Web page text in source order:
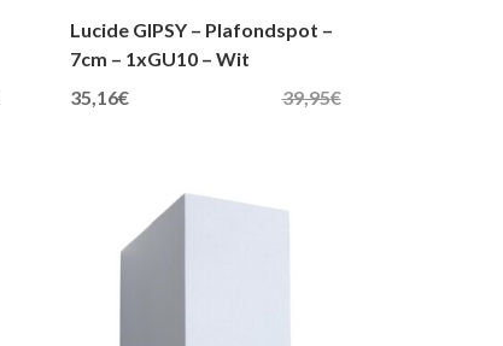
Lucide GIPSY – Plafondspot –
7cm – 1xGU10 – Wit
39,95€
Oorspronkelijke prijs was: 39,95€.
35,16€Huidige prijs is: 35,16€.